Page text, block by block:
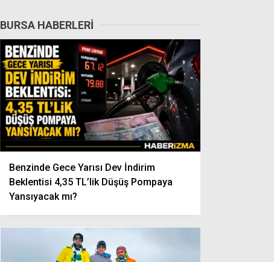
BURSA HABERLERI
Benzinde Gece Yarısı Dev İndirim
Beklentisi 4,35 TL’lik Düşüş Pompaya
Yansıyacak mı?